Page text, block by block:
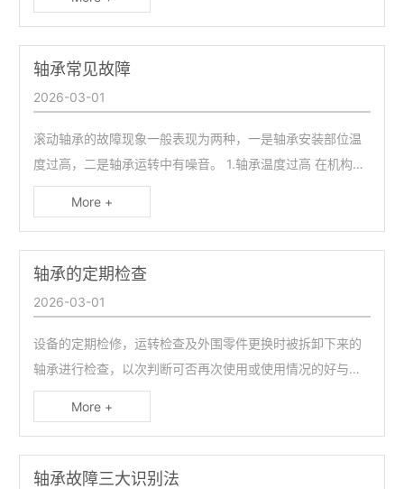
殊的热处理。
轴承常见故障
2026-03-01
滚动轴承的故障现象一般表现为两种，一是轴承安装部位温
度过高，二是轴承运转中有噪音。 1.轴承温度过高 在机构运
转时，安装轴承的部位允许有一定的温度，当用手抚摸机构
外壳时，应以不感觉烫手为正常，反之则表明轴承温度过
More +
轴承的定期检查
2026-03-01
设备的定期检修，运转检查及外围零件更换时被拆卸下来的
轴承进行检查，以次判断可否再次使用或使用情况的好与
坏。要仔细调查和记录被拆下来的轴承和外观情况，为了弄
清和调查润滑剂的剩余量，取样以后，要很好地清洗一下轴
磨损状态等有无损伤和异常情况。
More +
轴承故障三大识别法